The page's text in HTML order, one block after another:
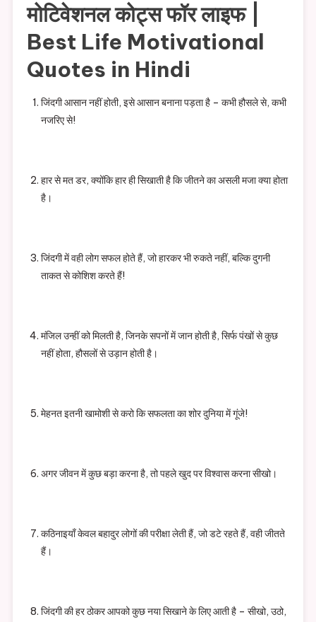
मोटिवेशनल कोट्स फॉर लाइफ |
Best Life Motivational
Quotes in Hindi
जिंदगी आसान नहीं होती, इसे आसान बनाना पड़ता है – कभी हौसले से, कभी
नजरिए से!
हार से मत डर, क्योंकि हार ही सिखाती है कि जीतने का असली मजा क्या होता
है।
जिंदगी में वही लोग सफल होते हैं, जो हारकर भी रुकते नहीं, बल्कि दुगनी
ताकत से कोशिश करते हैं!
मंजिल उन्हीं को मिलती है, जिनके सपनों में जान होती है, सिर्फ पंखों से कुछ
नहीं होता, हौसलों से उड़ान होती है।
मेहनत इतनी खामोशी से करो कि सफलता का शोर दुनिया में गूंजे!
अगर जीवन में कुछ बड़ा करना है, तो पहले खुद पर विश्वास करना सीखो।
कठिनाइयाँ केवल बहादुर लोगों की परीक्षा लेती हैं, जो डटे रहते हैं, वही जीतते
हैं।
जिंदगी की हर ठोकर आपको कुछ नया सिखाने के लिए आती है – सीखो, उठो,